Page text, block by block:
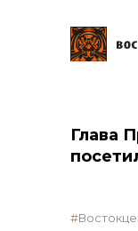
Глава